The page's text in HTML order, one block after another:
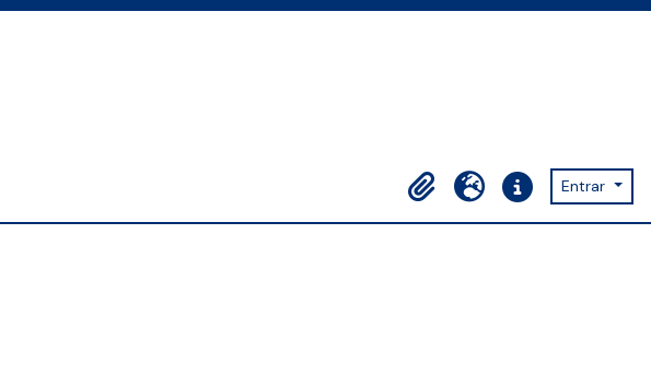
Área de transferência
Idioma Ligações rápidas
Entrar